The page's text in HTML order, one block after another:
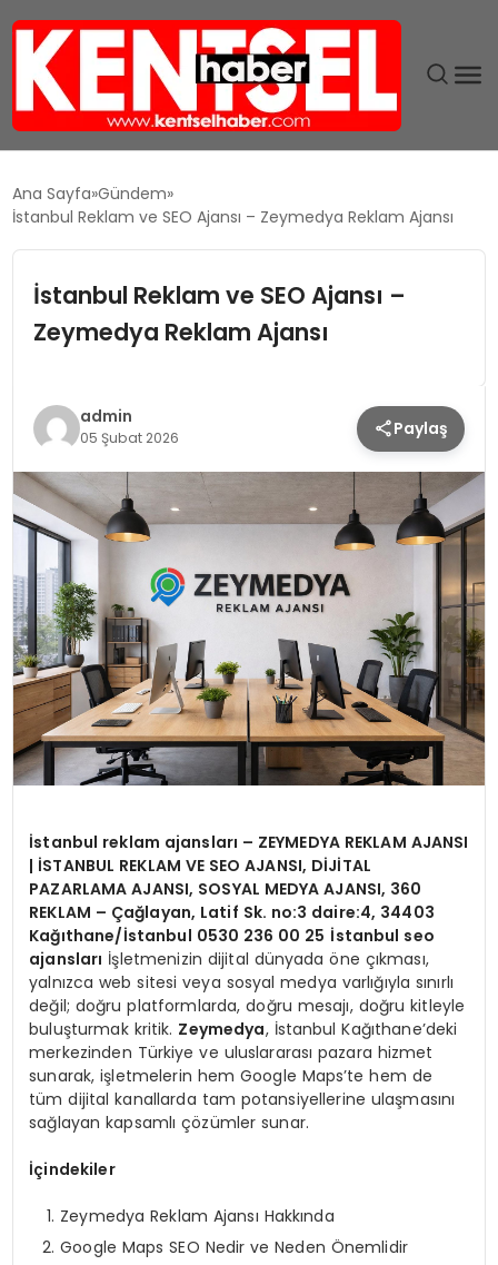
EKONOMI
EĞITIM
TEKNOLOJI
MAGAZIN
KÜLTÜR & SANAT
SPOR
SAĞLIK
Ana Sayfa Gündem
İstanbul Reklam ve SEO Ajansı – Zeymedya Reklam Ajansı
İstanbul Reklam ve SEO Ajansı –
Zeymedya Reklam Ajansı
admin
05 Şubat 2026 Paylaş
İstanbul reklam ajansları – ZEYMEDYA REKLAM AJANSI
| İSTANBUL REKLAM VE SEO AJANSI, DİJİTAL
PAZARLAMA AJANSI, SOSYAL MEDYA AJANSI, 360
REKLAM – Çağlayan, Latif Sk. no:3 daire:4, 34403
Kağıthane/İstanbul 0530 236 00 25 İstanbul seo
ajansları İşletmenizin dijital dünyada öne çıkması,
yalnızca web sitesi veya sosyal medya varlığıyla sınırlı
değil; doğru platformlarda, doğru mesajı, doğru kitleyle
buluşturmak kritik. Zeymedya, İstanbul Kağıthane’deki
merkezinden Türkiye ve uluslararası pazara hizmet
sunarak, işletmelerin hem Google Maps’te hem de
tüm dijital kanallarda tam potansiyellerine ulaşmasını
sağlayan kapsamlı çözümler sunar.
İçindekiler
Zeymedya Reklam Ajansı Hakkında
Google Maps SEO Nedir ve Neden Önemlidir